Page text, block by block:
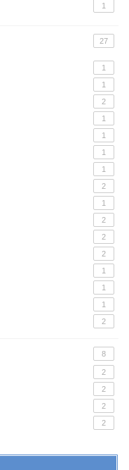
1
27
1
1
2
1
1
1
1
2
1
2
2
2
1
1
1
2
8
2
2
2
2